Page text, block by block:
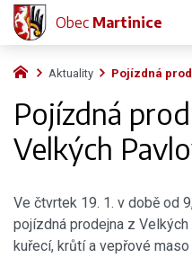
Aktuality Pojízdná
Pojízdná
Velkých
Ve čtvrtek 19. 1. v době od
pojízdná prodejna z
kuřecí, krůtí a vepřové
Obec Martinice